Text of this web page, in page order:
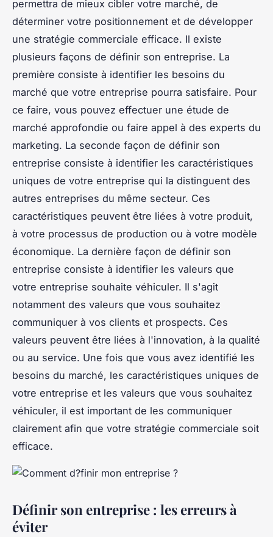
permettra de mieux cibler votre marché, de
déterminer votre positionnement et de développer
une stratégie commerciale efficace. Il existe
plusieurs façons de définir son entreprise. La
première consiste à identifier les besoins du
marché que votre entreprise pourra satisfaire. Pour
ce faire, vous pouvez effectuer une étude de
marché approfondie ou faire appel à des experts du
marketing. La seconde façon de définir son
entreprise consiste à identifier les caractéristiques
uniques de votre entreprise qui la distinguent des
autres entreprises du même secteur. Ces
caractéristiques peuvent être liées à votre produit,
à votre processus de production ou à votre modèle
économique. La dernière façon de définir son
entreprise consiste à identifier les valeurs que
votre entreprise souhaite véhiculer. Il s'agit
notamment des valeurs que vous souhaitez
communiquer à vos clients et prospects. Ces
valeurs peuvent être liées à l'innovation, à la qualité
ou au service. Une fois que vous avez identifié les
besoins du marché, les caractéristiques uniques de
votre entreprise et les valeurs que vous souhaitez
véhiculer, il est important de les communiquer
clairement afin que votre stratégie commerciale soit
efficace.
Définir son entreprise : les erreurs à
éviter